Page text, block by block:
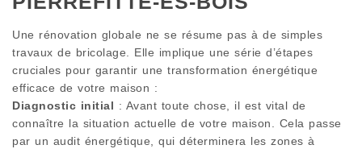
Une rénovation globale ne se résume pas à de simples
travaux de bricolage. Elle implique une série d’étapes
cruciales pour garantir une transformation énergétique
efficace de votre maison :
Diagnostic initial : Avant toute chose, il est vital de
connaître la situation actuelle de votre maison. Cela passe
par un audit énergétique, qui déterminera les zones à